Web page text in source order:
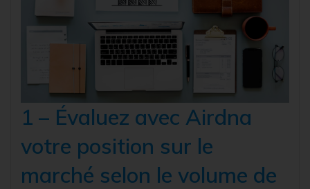
1 – Évaluez avec Airdna
votre position sur le
marché selon le volume de